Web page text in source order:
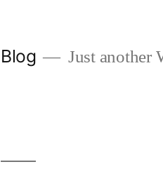
Blog Just another